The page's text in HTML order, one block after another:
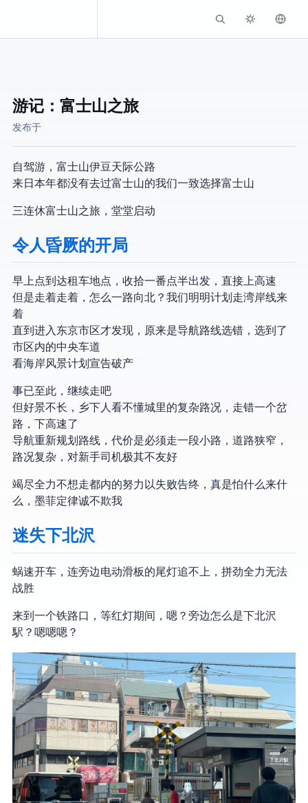
游记：富士山之旅
发布于
自驾游，富士山 or 伊豆天际公路
来日本 3 年都没有去过富士山的我们一致选择富士山
三连休富士山之旅，堂堂启动
令人昏厥的开局
早上 8 点到达租车地点，收拾一番 8 点半出发，直接上高速
但是走着走着，怎么一路向北？我们明明计划走湾岸线来
着
直到进入东京市区才发现，原来是导航路线选错，选到了
市区内的中央车道
看海岸风景计划宣告破产
事已至此，继续走吧
但好景不长，乡下人看不懂城里的复杂路况，走错一个岔
路，下高速了
导航重新规划路线，代价是必须走一段小路，道路狭窄，
路况复杂，对新手司机极其不友好
竭尽全力不想走都内的努力以失败告终，真是怕什么来什
么，墨菲定律诚不欺我
迷失下北沢
蜗速开车，连旁边电动滑板的尾灯追不上，拼劲全力无法
战胜
来到一个铁路口，等红灯期间，嗯？旁边怎么是下北沢
駅？嗯嗯嗯？